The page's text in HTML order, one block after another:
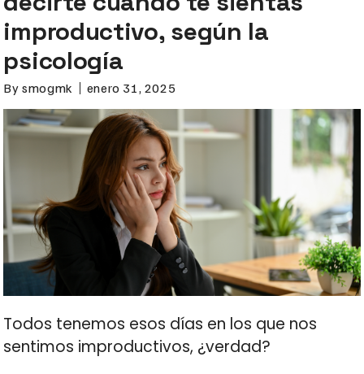
improductivo, según la
psicología
By smogmk enero 31, 2025
Todos tenemos esos días en los que nos
sentimos improductivos, ¿verdad?